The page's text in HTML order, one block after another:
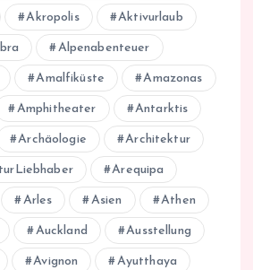
Akropolis Aktivurlaub
Alpenabenteuer
Amalfiküste Amazonas
Amphitheater Antarktis
Archäologie Architektur
Arequipa
Arles Asien Athen
Auckland Ausstellung
Avignon Ayutthaya